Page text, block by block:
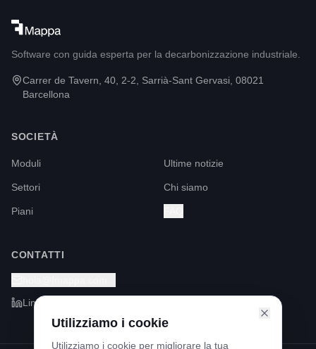
Software con guida esperta per la decarbonizzazione industriale.
Carrer de Tavern, 40, 2-2, Sarrià-Sant Gervasi, 08021
Barcellona
SOCIETÀ
Moduli
Settori
Piani
Ultime notizie
Chi siamo
CONTATTI
LinkedIn
Utilizziamo i cookie
Utilizziamo i cookie per migliorare la tua